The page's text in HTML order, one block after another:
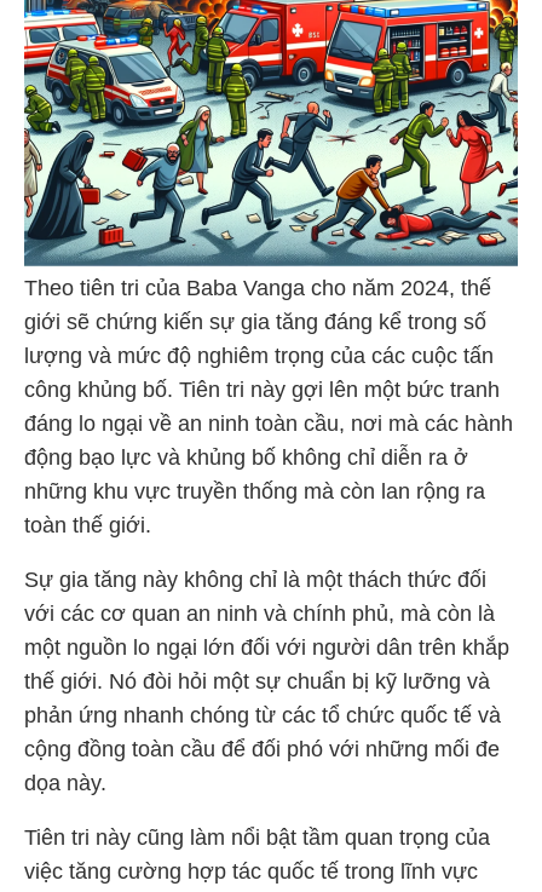
Theo tiên tri của Baba Vanga cho năm 2024, thế
giới sẽ chứng kiến sự gia tăng đáng kể trong số
lượng và mức độ nghiêm trọng của các cuộc tấn
công khủng bố. Tiên tri này gợi lên một bức tranh
đáng lo ngại về an ninh toàn cầu, nơi mà các hành
động bạo lực và khủng bố không chỉ diễn ra ở
những khu vực truyền thống mà còn lan rộng ra
toàn thế giới.
Sự gia tăng này không chỉ là một thách thức đối
với các cơ quan an ninh và chính phủ, mà còn là
một nguồn lo ngại lớn đối với người dân trên khắp
thế giới. Nó đòi hỏi một sự chuẩn bị kỹ lưỡng và
phản ứng nhanh chóng từ các tổ chức quốc tế và
cộng đồng toàn cầu để đối phó với những mối đe
dọa này.
Tiên tri này cũng làm nổi bật tầm quan trọng của
việc tăng cường hợp tác quốc tế trong lĩnh vực